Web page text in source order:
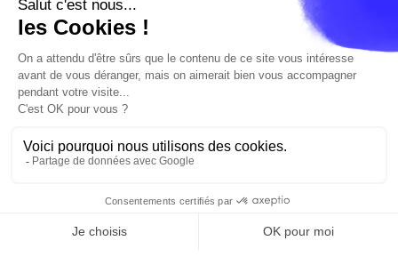
Paris Barcelone Madrid